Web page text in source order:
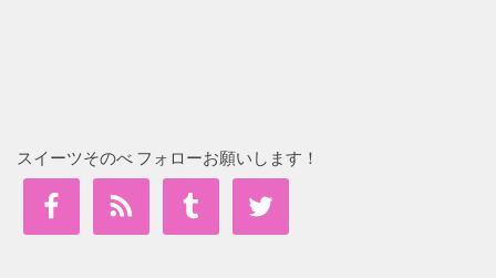
スイーツそのべ フォローお願いします！